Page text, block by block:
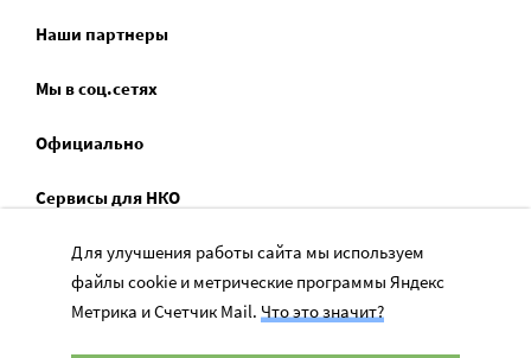
Наши партнеры
Мы в соц.сетях
Официально
Сервисы для НКО
Спецпроекты
Социальное служение
Для улучшения работы сайта мы используем
файлы cookie и метрические программы Яндекс
Метрика и Счетчик Mail. Что это значит?